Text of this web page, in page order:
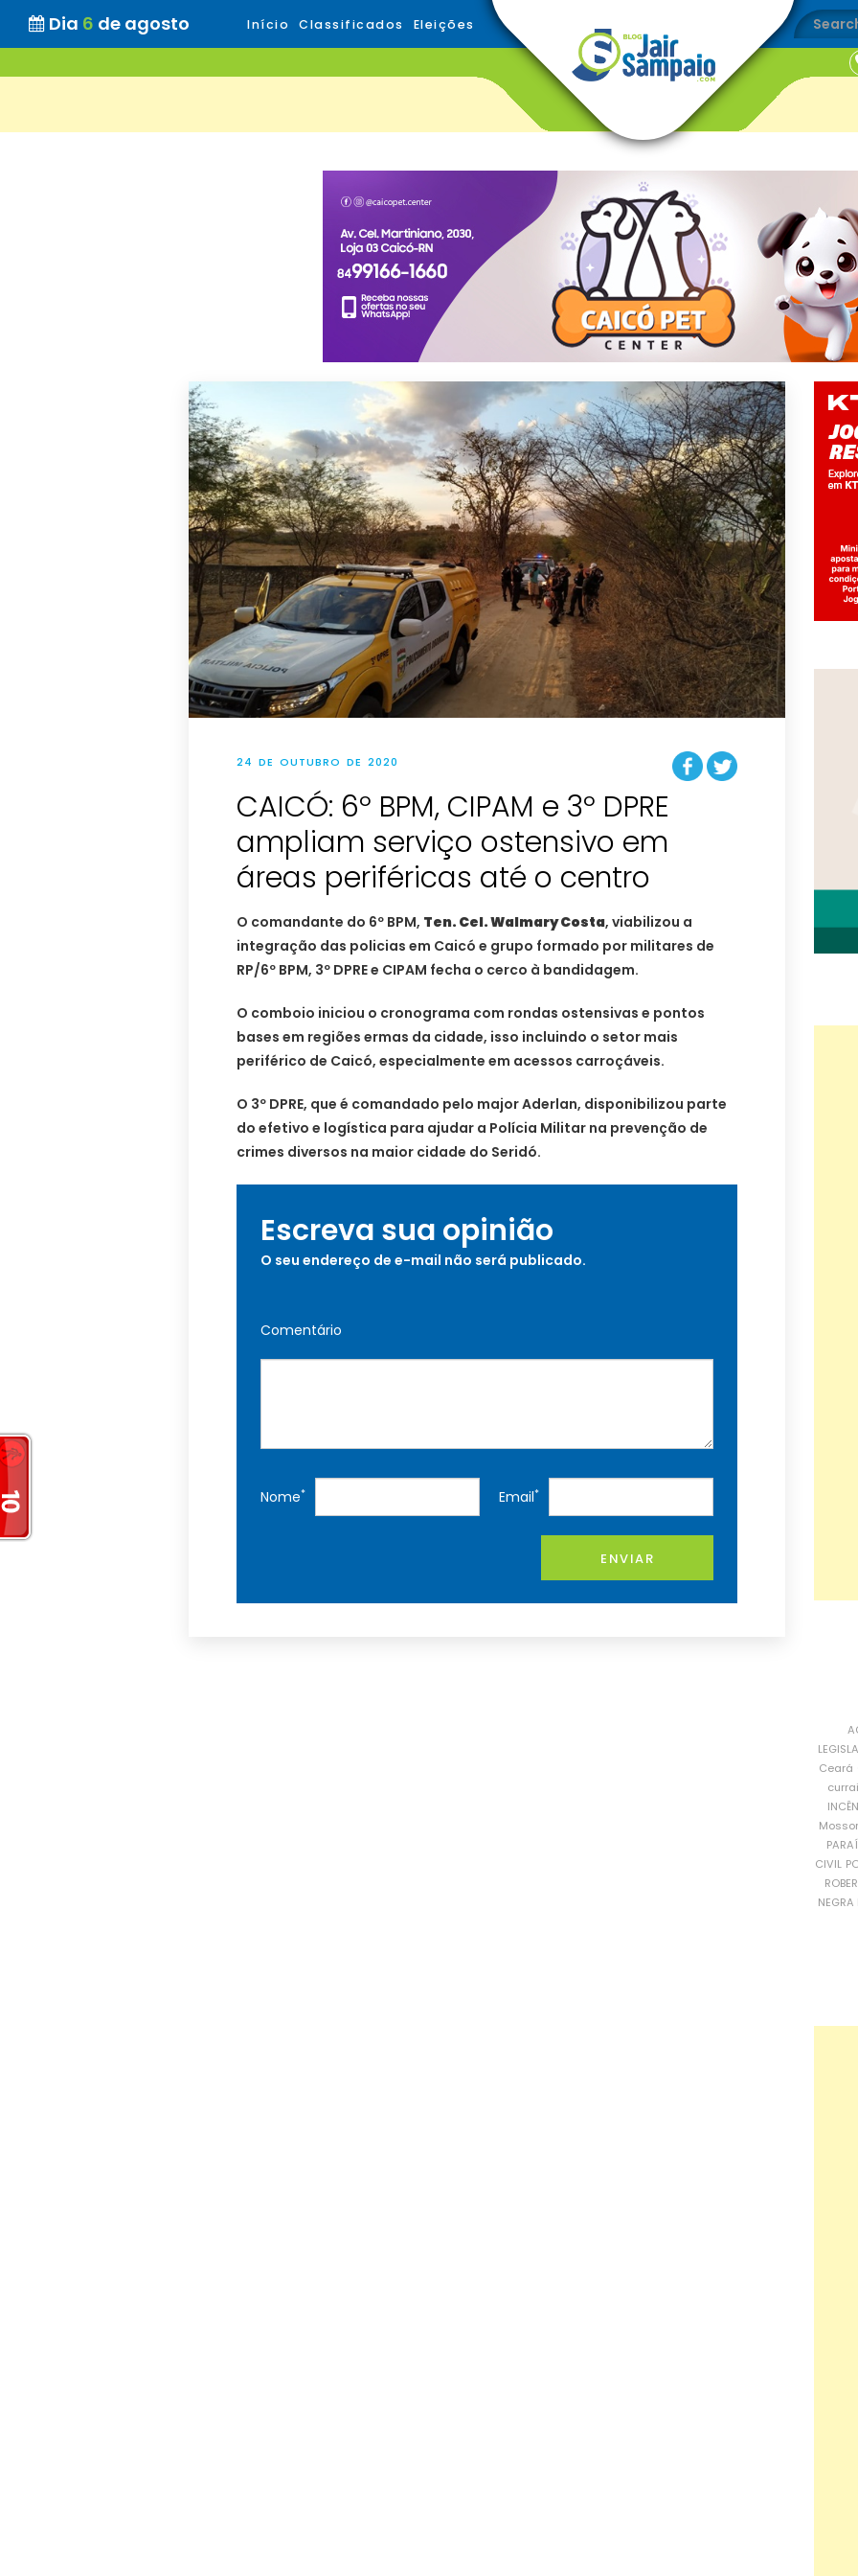
Dia 6 de agosto Início Classificados Eleições
24 DE OUTUBRO DE 2020
CAICÓ: 6º BPM, CIPAM e 3º DPRE
ampliam serviço ostensivo em
áreas periféricas até o centro
O comandante do 6º BPM, Ten. Cel. Walmary Costa, viabilizou a
integração das policias em Caicó e grupo formado por militares de
RP/6º BPM, 3º DPRE e CIPAM fecha o cerco à bandidagem.
O comboio iniciou o cronograma com rondas ostensivas e pontos
bases em regiões ermas da cidade, isso incluindo o setor mais
periférico de Caicó, especialmente em acessos carroçáveis.
O 3º DPRE, que é comandado pelo major Aderlan, disponibilizou parte
do efetivo e logística para ajudar a Polícia Militar na prevenção de
crimes diversos na maior cidade do Seridó.
Escreva sua opinião
O seu endereço de e-mail não será publicado.
Comentário
Nome* Email*
ENVIAR
Ceará
CIVIL
NEGRA